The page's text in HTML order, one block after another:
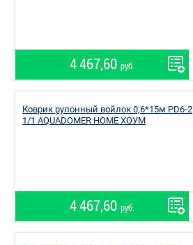
4 467,60 руб.
Коврик рулонный войлок 0,6*15м PD6-2
1/1 AQUADOMER HOME ХОУМ
4 467,60 руб.